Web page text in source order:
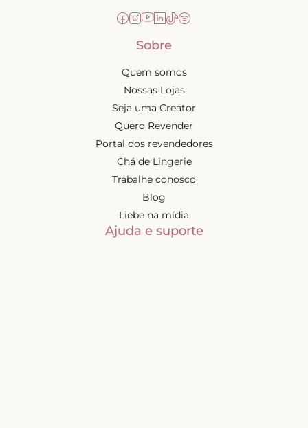
Sobre
Quem somos
Nossas Lojas
Seja uma Creator
Quero Revender
Portal dos revendedores
Chá de Lingerie
Trabalhe conosco
Blog
Liebe na mídia
Ajuda e suporte